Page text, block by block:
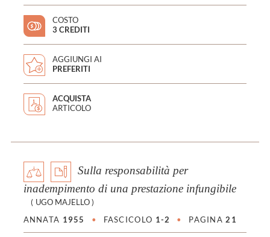
COSTO
3 CREDITI
AGGIUNGI AI
PREFERITI
ACQUISTA
ARTICOLO
Sulla responsabilità per
inadempimento di una prestazione infungibile
( UGO MAJELLO )
ANNATA 1955 • FASCICOLO 1-2 • PAGINA21